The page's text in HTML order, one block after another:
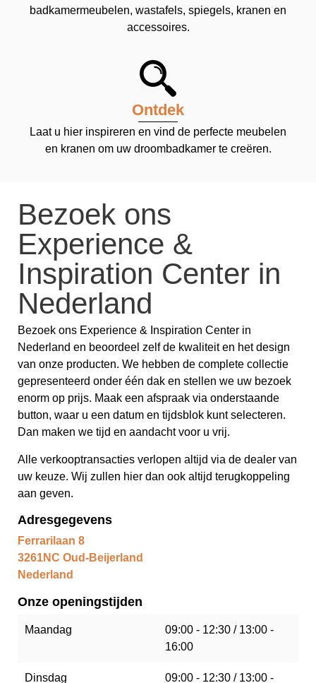
badkamermeubelen, wastafels, spiegels, kranen en
accessoires.
Ontdek
Laat u hier inspireren en vind de perfecte meubelen
en kranen om uw droombadkamer te creëren.
Bezoek ons
Experience &
Inspiration Center in
Nederland
Bezoek ons Experience & Inspiration Center in
Nederland en beoordeel zelf de kwaliteit en het design
van onze producten. We hebben de complete collectie
gepresenteerd onder één dak en stellen we uw bezoek
enorm op prijs. Maak een afspraak via onderstaande
button, waar u een datum en tijdsblok kunt selecteren.
Dan maken we tijd en aandacht voor u vrij.
Alle verkooptransacties verlopen altijd via de dealer van
uw keuze. Wij zullen hier dan ook altijd terugkoppeling
aan geven.
Adresgegevens
Ferrarilaan 8
3261NC Oud-Beijerland
Nederland
Onze openingstijden
Maandag
09:00 - 12:30 / 13:00 -
16:00
Dinsdag 09:00 - 12:30 / 13:00 -